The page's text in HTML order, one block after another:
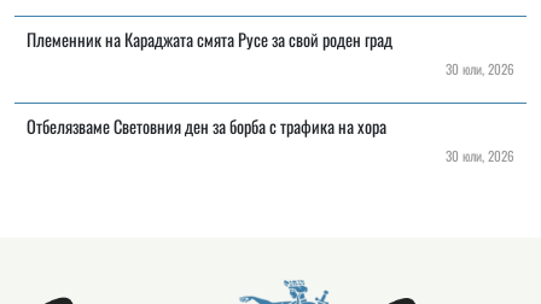
Племенник на Караджата смята Русе за свой роден град
30 юли, 2026
Отбелязваме Световния ден за борба с трафика на хора
30 юли, 2026